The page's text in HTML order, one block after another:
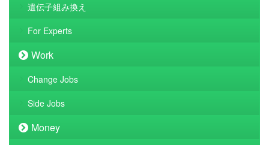
遺伝子組み換え
For Experts
Work
Change Jobs
Side Jobs
Money